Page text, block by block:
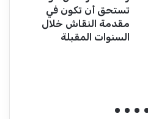
تستحق أن تكون في
مقدمة النقاش خلال
السنوات المقبلة